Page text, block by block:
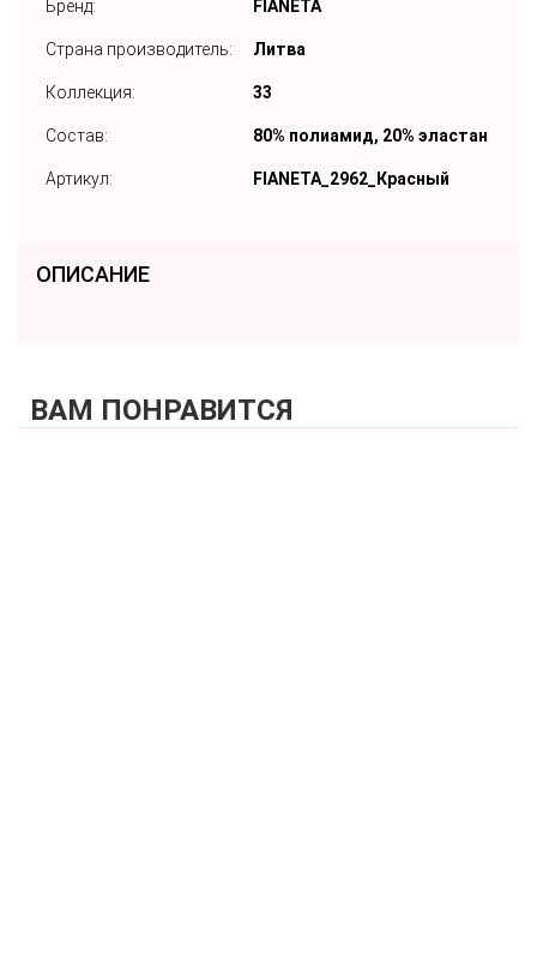
Бренд: FIANETA
Страна производитель: Литва
Коллекция: 33
Состав: 80% полиамид, 20% эластан
Артикул: FIANETA_2962_Красный
ОПИСАНИЕ
ВАМ ПОНРАВИТСЯ